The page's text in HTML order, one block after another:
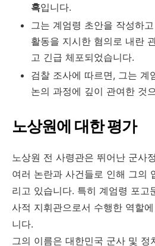
혹입니다.
그는 계엄령 초안을 작성하
활동을 지시한 혐의로 내란
고 긴급 체포되었습니다.
검찰 조사에 따르면, 그는 계
논의 과정에 깊이 관여한 것
노상원에 대한 평가
노상원 전 사령관은 뛰어난 군사
여러 논란과 사건들로 인해 그의
리고 있습니다. 특히 계엄령 포고
사적 지휘관으로서 수행한 역할
니다.
그의 이름은 대한민국 군사 및 정